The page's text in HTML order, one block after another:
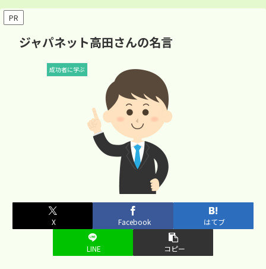
PR
ジャパネット高田さんの名言
成功者に学ぶ
X Facebook はてブ
LINE コピー